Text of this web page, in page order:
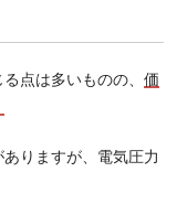
点は多いものの、 価
りますが、電気圧力